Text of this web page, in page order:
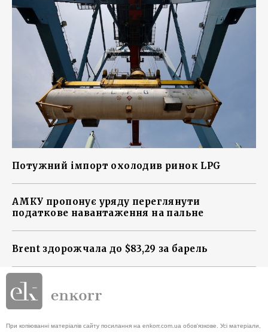
Потужний імпорт охолодив ринок LPG
АМКУ пропонує уряду переглянути
податкове навантаження на пальне
Brent здорожчала до $83,29 за барель
При копіюванні матеріалів сайту посилання на enkorr.com.ua обов'язкове. Усі матеріали,